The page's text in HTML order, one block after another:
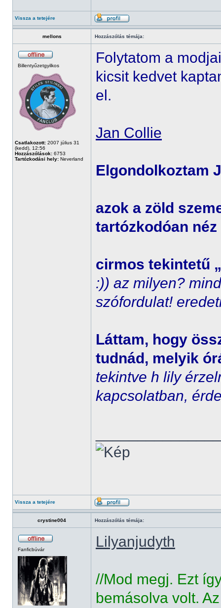
Vissza a tetejére
mellons Hozzászólás témája:
Billentyűzetgyilkos
Csatlakozott: 2007 július 31
(kedd), 12:56
Hozzászólások: 6753
Tartózkodási hely: Neverland
Folytatom a
kicsit kedvet
el.
Jan Collie
Elgondolkoztam
azok a zöld
tartózkodóan
cirmos tekintetű
:)) az milyen?
szófordulat!
Láttam, hogy
tudnád, melyik
tekintve h lily
kapcsolatban,
Vissza a tetejére
crystine004 Hozzászólás témája:
Fanficbúvár Lilyanjudyth
//Mod megj. Ezt
bemásolva volt.